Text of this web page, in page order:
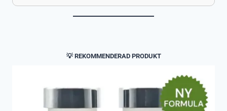
💡 REKOMMENDERAD PRODUKT